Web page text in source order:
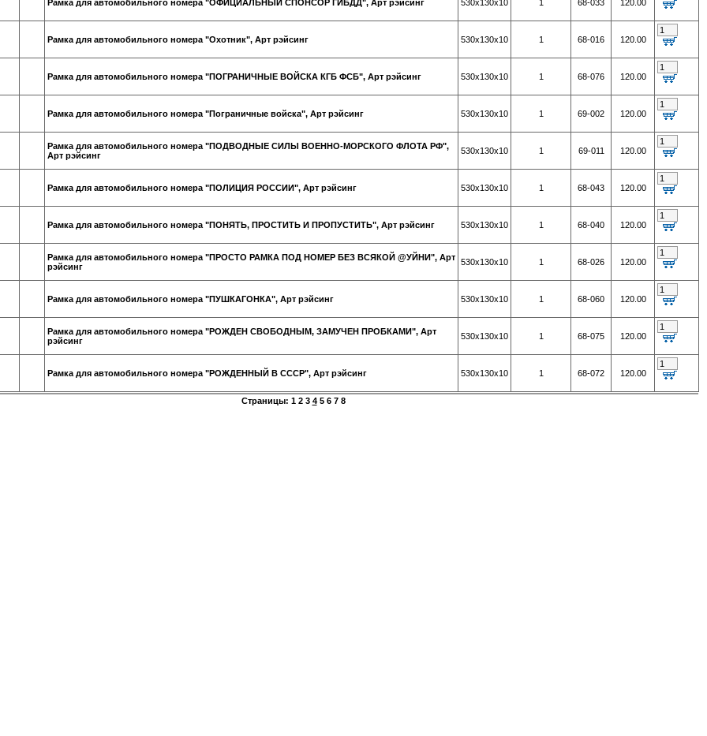
Рамка для автомобильного номера "ОФИЦИАЛЬНЫЙ СПОНСОР ГИБДД", Арт рэйсинг 530х130х10 1 68-033 120.00
Рамка для автомобильного номера "Охотник", Арт рэйсинг 530х130х10 1 68-016 120.00
Рамка для автомобильного номера "ПОГРАНИЧНЫЕ ВОЙСКА КГБ ФСБ", Арт рэйсинг 530х130х10 1 68-076 120.00
Рамка для автомобильного номера "Пограничные войска", Арт рэйсинг 530х130х10 1 69-002 120.00
Рамка для автомобильного номера "ПОДВОДНЫЕ СИЛЫ ВОЕННО-МОРСКОГО ФЛОТА РФ",
Арт рэйсинг
530х130х10 1 69-011 120.00
Рамка для автомобильного номера "ПОЛИЦИЯ РОССИИ", Арт рэйсинг 530х130х10 1 68-043 120.00
Рамка для автомобильного номера "ПОНЯТЬ, ПРОСТИТЬ И ПРОПУСТИТЬ", Арт рэйсинг 530х130х10 1 68-040 120.00
Рамка для автомобильного номера "ПРОСТО РАМКА ПОД НОМЕР БЕЗ ВСЯКОЙ @УЙНИ", Арт
рэйсинг
530х130х10 1 68-026 120.00
Рамка для автомобильного номера "ПУШКАГОНКА", Арт рэйсинг 530х130х10 1 68-060 120.00
Рамка для автомобильного номера "РОЖДЕН СВОБОДНЫМ, ЗАМУЧЕН ПРОБКАМИ", Арт
рэйсинг
530х130х10 1 68-075 120.00
Рамка для автомобильного номера "РОЖДЕННЫЙ В СССР", Арт рэйсинг 530х130х10 1 68-072 120.00
Страницы: 1 2 3 4 5 6 7 8